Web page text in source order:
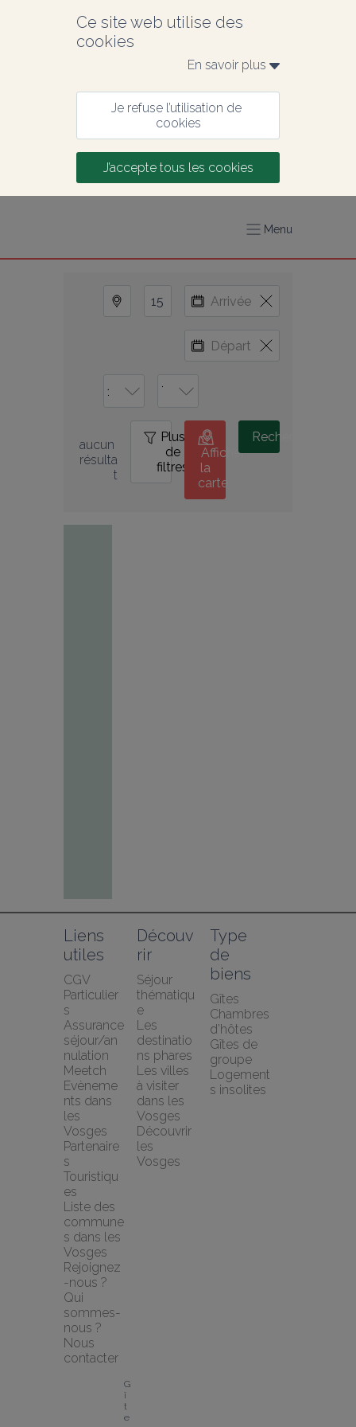
Ce site web utilise des
cookies
En savoir plus
Je refuse l’utilisation de
cookies
J’accepte tous les cookies
Menu
aucun
résulta
t
Plus
de
filtres
Afficher
la
carte
Rechercher
Liens
utiles
CGV
Particulier
s
Assurance
séjour/an
nulation
Meetch
Evèneme
nts dans
les
Vosges
Partenaire
s
Touristiqu
es
Liste des
commune
s dans les
Vosges
Rejoignez
-nous ?
Qui
sommes-
nous ?
Nous
contacter
Découv
rir
Séjour
thématiqu
e
Les
destinatio
ns phares
Les villes
à visiter
dans les
Vosges
Découvrir
les
Vosges
Type
de
biens
Gîtes
Chambres
d’hôtes
Gîtes de
groupe
Logement
s insolites
G
î
t
e